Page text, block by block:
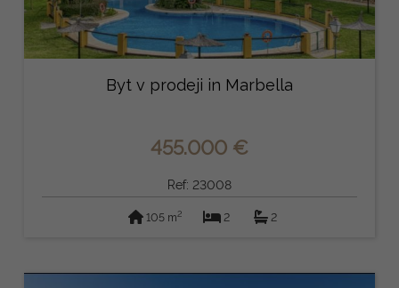
Byt v prodeji in Marbella
455.000 €
Ref: 23008
105 m2 2 2